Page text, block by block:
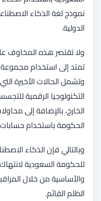
نموذج لغة الذكاء
الدولية.
ولا تقتصر هذه المخاوف
تمتد إلى استخدام
وتشمل الحالات الأخيرة
التكنولوجيا الرقمية
الخارج، بالإضافة إلى
الحكومة باستخدام
وبالتالي فإن الذكاء
للحكومة السعودية
والأساسية من خلال
الظلم القائم.